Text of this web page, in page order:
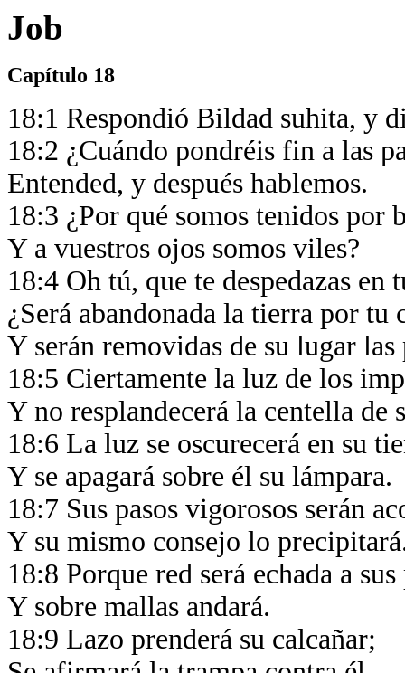
Job
Capítulo 18
18:1 Respondió Bildad suhita, y
18:2 ¿Cuándo pondréis fin a las
Entended, y después hablemos.
18:3 ¿Por qué somos tenidos por
Y a vuestros ojos somos viles?
18:4 Oh tú, que te despedazas
¿Será abandonada la tierra por tu
Y serán removidas de su lugar las
18:5 Ciertamente la luz de los
Y no resplandecerá la centella de
18:6 La luz se oscurecerá en su
Y se apagará sobre él su lámpara.
18:7 Sus pasos vigorosos serán
Y su mismo consejo lo
18:8 Porque red será echada a
Y sobre mallas andará.
18:9 Lazo prenderá su calcañar;